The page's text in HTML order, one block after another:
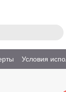
Условия